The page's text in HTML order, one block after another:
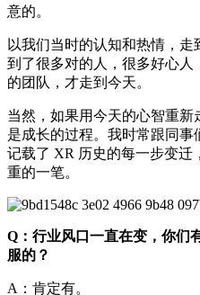
意的。
以我们当时的认知和热情，
到了很多对的人，很多好心人
的团队，才走到今天。
当然，如果用今天的心智重
是成长的过程。我时常跟同事
记载了 XR 历史的每一步变迁
重的一笔。
Q：行业风口一直在变，你们
服的？
A：肯定有。